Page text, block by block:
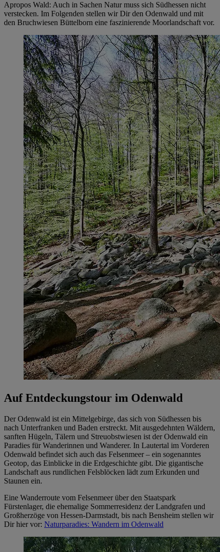
Apropos Wald: Auch in Sachen Natur muss sich Südhessen nicht
verstecken. Im Folgenden stellen wir Dir den Odenwald und mit
den Bruchwiesen Büttelborn eine faszinierende Moorlandschaft vor.
Auf Entdeckungstour im Odenwald
Der Odenwald ist ein Mittelgebirge, das sich von Südhessen bis
nach Unterfranken und Baden erstreckt. Mit ausgedehnten Wäldern,
sanften Hügeln, Tälern und Streuobstwiesen ist der Odenwald ein
Paradies für Wanderinnen und Wanderer. In Lautertal im Vorderen
Odenwald befindet sich auch das Felsenmeer – ein sogenanntes
Geotop, das Einblicke in die Erdgeschichte gibt. Die gigantische
Landschaft aus rundlichen Felsblöcken lädt zum Erkunden und
Staunen ein.
Eine Wanderroute vom Felsenmeer über den Staatspark
Fürstenlager, die ehemalige Sommerresidenz der Landgrafen und
Großherzöge von Hessen-Darmstadt, bis nach Bensheim stellen wir
Dir hier vor: Naturparadies: Wandern im Odenwald